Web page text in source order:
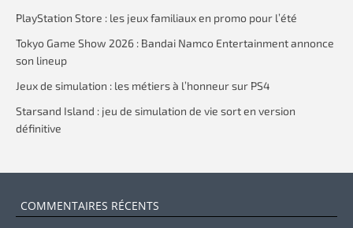
PlayStation Store : les jeux familiaux en promo pour l’été
Tokyo Game Show 2026 : Bandai Namco Entertainment annonce
son lineup
Jeux de simulation : les métiers à l’honneur sur PS4
Starsand Island : jeu de simulation de vie sort en version
définitive
COMMENTAIRES RÉCENTS